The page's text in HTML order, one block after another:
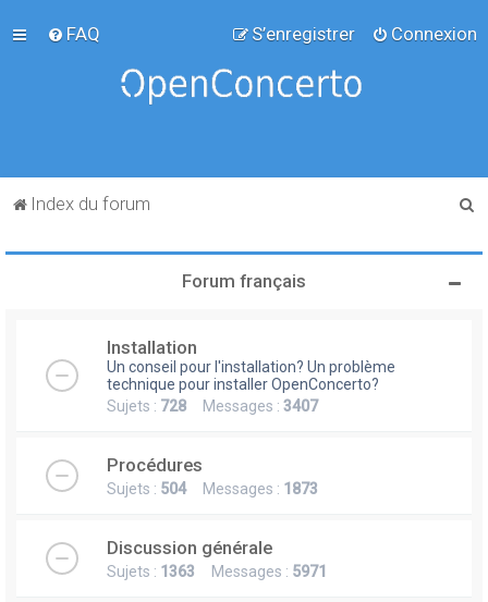
FAQ Connexion
S’enregistrer
Index du forum
Forum français
Installation
Un conseil pour l'installation? Un problème
technique pour installer OpenConcerto?
Sujets : 728 Messages : 3407
Procédures
Sujets : 504Messages : 1873
Discussion générale
Sujets : 1363 Messages : 5971